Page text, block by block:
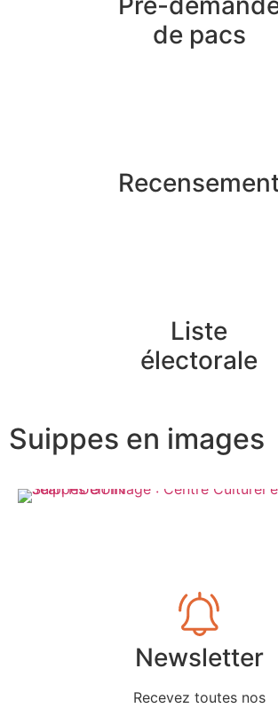
de pacs
Liste
électorale
Suippes en images
Newsletter
Recevez toutes nos